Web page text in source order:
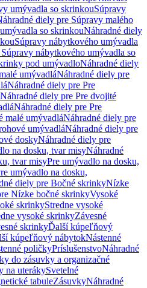
umývadla so skrinkouSúpravy
diely pre Súpravy malého
so skrinkouNáhradné diely
Súpravy nábytkového umývadla
nábytkového umývadla so
pod umývadloNáhradné diely
umývadláNáhradné diely pre
Náhradné diely pre Pre
Náhradné diely pre Pre dvojité
Náhradné diely pre Pre
malé umývadláNáhradné diely pre
umývadláNáhradné diely pre
doskyNáhradné diely pre
na dosku, tvar misyNáhradné
tvar misyPre umývadlo na dosku,
umývadlo na dosku,
diely pre Bočné skrinkyNízke
Nízke bočné skrinkyVysoké
skrinkyStredne vysoké
vysoké skrinkyZávesné
skrinkyĎalší kúpeľňový
kúpeľňový nábytokNástenné
poličkyPríslušenstvoNáhradné
do zásuvky a organizačné
na uterákySvetelné
tabuleZásuvkyNáhradné